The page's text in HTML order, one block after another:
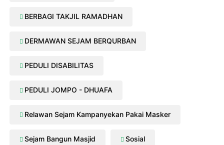
BERBAGI TAKJIL RAMADHAN
DERMAWAN SEJAM BERQURBAN
PEDULI DISABILITAS
PEDULI JOMPO - DHUAFA
Relawan Sejam Kampanyekan Pakai Masker
Sejam Bangun Masjid Sosial